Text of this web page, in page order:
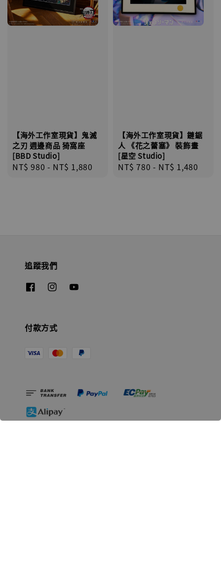
【海外工作室現貨】鬼滅
之刃 週邊商品 猗窩座
[BBD Studio]
Regular
NT$ 980 - NT$ 1,880
【海外工作室現貨】鏈鋸
人 《花之蕾塞》 裝飾畫
[星空 Studio]
Regular
NT$ 780 - NT$ 1,480
追蹤我們
付款方式